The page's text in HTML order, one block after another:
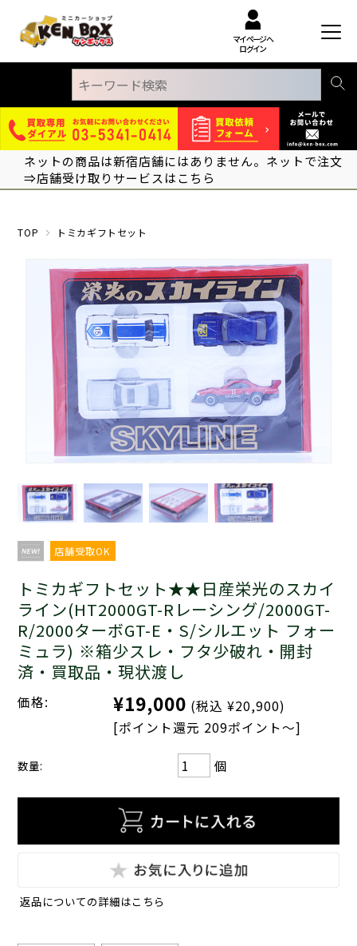
マイページへ
ログイン
ネットの商品は新宿店舗にはありません。ネットで注文
⇒店舗受け取りサービスはこちら
TOP トミカギフトセット
店舗受取OK
トミカギフトセット★★日産栄光のスカイ
ライン(HT2000GT-Rレーシング/2000GT-
R/2000ターボGT-E・S/シルエット フォー
ミュラ) ※箱少スレ・フタ少破れ・開封
済・買取品・現状渡し
価格: ¥19,000 (税込 ¥20,900)
[ポイント還元 209ポイント～]
数量: 個
返品についての詳細はこちら